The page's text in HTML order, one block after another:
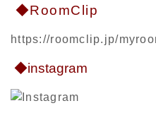
◆RoomClip
https://roomclip.jp/
◆instagram